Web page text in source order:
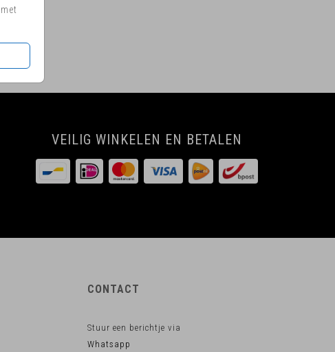
VEILIG WINKELEN EN BETALEN
CONTACT
Stuur een berichtje via
Whatsapp